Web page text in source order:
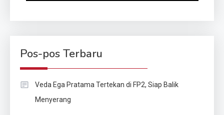
Pos-pos Terbaru
Veda Ega Pratama Tertekan di FP2, Siap Balik
Menyerang